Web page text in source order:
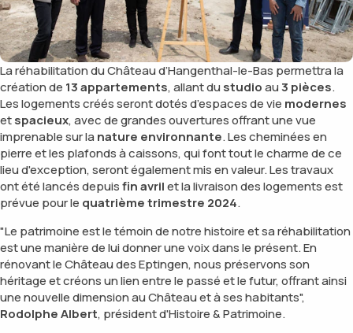
La réhabilitation du Château d’Hangenthal-le-Bas permettra la
création de 13 appartements, allant du studioau3 pièces.
Les logements créés seront dotés d’espaces de vie modernes
etspacieux, avec de grandes ouvertures offrant une vue
imprenable sur la nature environnante. Les cheminées en
pierre et les plafonds à caissons, qui font tout le charme de ce
lieu d'exception, seront également mis en valeur. Les travaux
ont été lancés depuisfin avrilet la livraison des logements est
prévue pour le quatrième trimestre 2024.
"Le patrimoine est le témoin de notre histoire et sa réhabilitation
est une manière de lui donner une voix dans le présent. En
rénovant le Château des Eptingen, nous préservons son
héritage et créons un lien entre le passé et le futur, offrant ainsi
une nouvelle dimension au Château et à ses habitants",
Rodolphe Albert, président d'Histoire & Patrimoine.